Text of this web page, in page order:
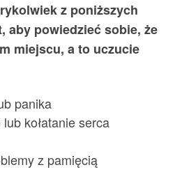
z poniższych
aby powiedzieć sobie, że
miejscu, a to uczucie
panika
kołatanie serca
z pamięcią